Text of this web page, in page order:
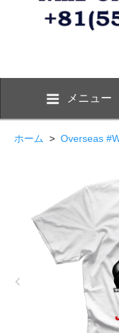
メニュー
ホーム > Overseas